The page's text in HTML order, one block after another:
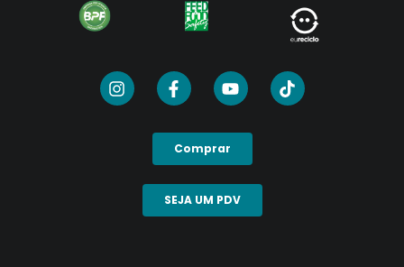
Comprar
SEJA UM PDV